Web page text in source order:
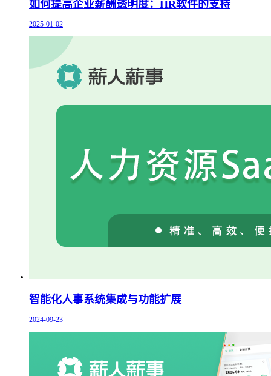
如何提高企业薪酬透明度：HR软件的支持
2025-01-02
智能化人事系统集成与功能扩展
2024-09-23